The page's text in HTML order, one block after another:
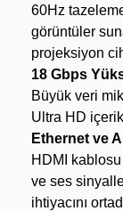
60Hz
görüntüler
projeksiyon
18 Gbps
Büyük veri
Ultra HD
Ethernet ve
HDMI
ve ses
ihtiyacını